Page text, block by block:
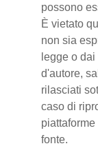
possono
È vietato
non sia
legge o
d'autore,
rilasciati
caso di
fonte.